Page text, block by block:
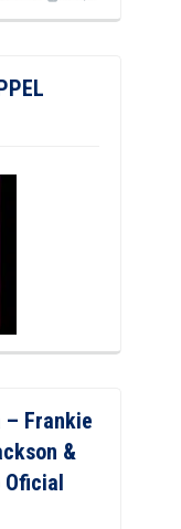
Frankie
&
Oficial